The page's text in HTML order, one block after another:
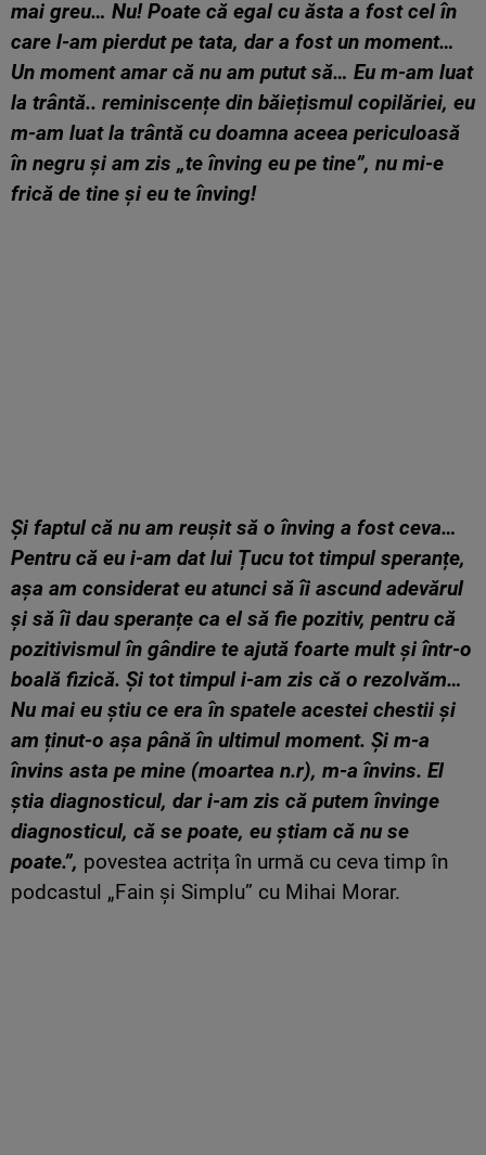
mai greu… Nu! Poate că egal cu ăsta a fost cel în
care l-am pierdut pe tata, dar a fost un moment…
Un moment amar că nu am putut să… Eu m-am luat
la trântă.. reminiscențe din băiețismul copilăriei, eu
m-am luat la trântă cu doamna aceea periculoasă
în negru și am zis „te înving eu pe tine”, nu mi-e
frică de tine și eu te înving!
Și faptul că nu am reușit să o înving a fost ceva…
Pentru că eu i-am dat lui Țucu tot timpul speranțe,
așa am considerat eu atunci să îi ascund adevărul
și să îi dau speranțe ca el să fie pozitiv, pentru că
pozitivismul în gândire te ajută foarte mult și într-o
boală fizică. Și tot timpul i-am zis că o rezolvăm…
Nu mai eu știu ce era în spatele acestei chestii și
am ținut-o așa până în ultimul moment. Și m-a
învins asta pe mine (moartea n.r), m-a învins. El
știa diagnosticul, dar i-am zis că putem învinge
diagnosticul, că se poate, eu știam că nu se
poate.”, povestea actrița în urmă cu ceva timp în
podcastul „Fain și Simplu” cu Mihai Morar.